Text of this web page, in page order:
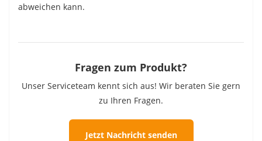
abweichen kann.
Fragen zum Produkt?
Unser Serviceteam kennt sich aus! Wir beraten Sie gern
zu Ihren Fragen.
Jetzt Nachricht senden